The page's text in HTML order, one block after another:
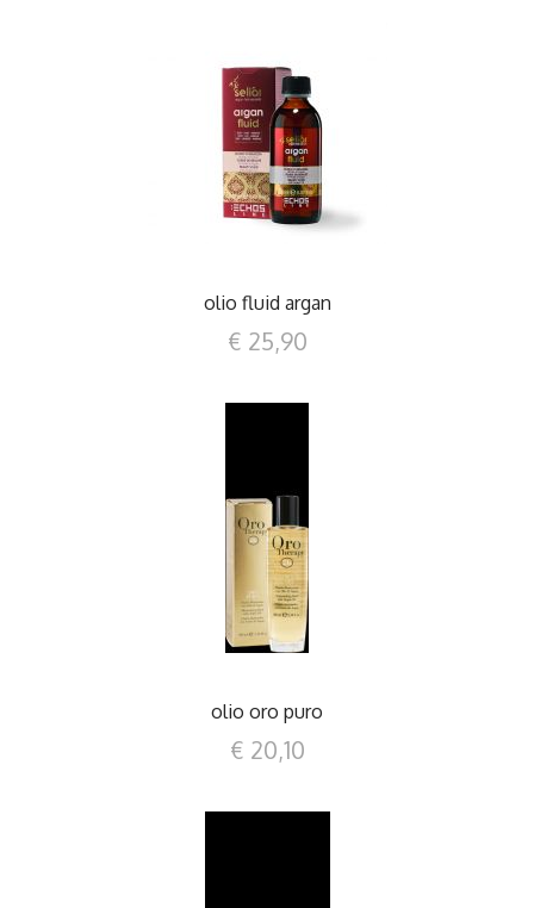
DETTAGLI
olio fluid argan
€ 25,90
DETTAGLI
olio oro puro
€ 20,10